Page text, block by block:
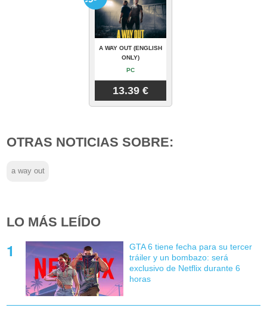
A WAY OUT (ENGLISH
ONLY)
PC
13.39 €
OTRAS NOTICIAS SOBRE:
a way out
LO MÁS LEÍDO
GTA 6 tiene fecha para su tercer
tráiler y un bombazo: será
exclusivo de Netflix durante 6
horas